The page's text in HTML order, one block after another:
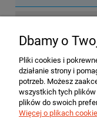
Dbamy o
Pliki cookies i
działanie strony i
potrzeb. Możesz
wszystkich tych
plików do swoich
Więcej o plikach